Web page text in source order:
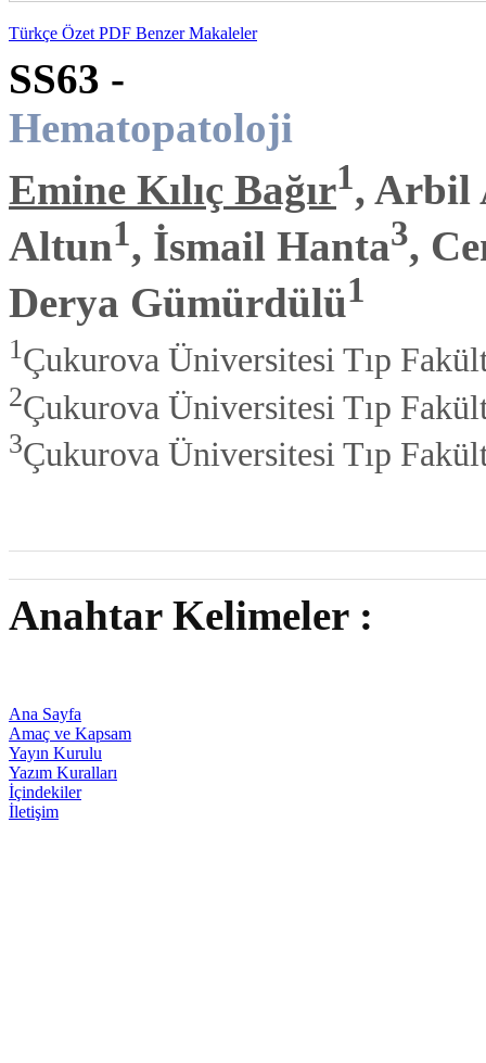
Türkçe Özet PDF Benzer Makaleler
SS63 -
Hematopatoloji
Emine Kılıç Bağır1, Arbil
Altun1, İsmail Hanta3,
Derya Gümürdülü1
1Çukurova Üniversitesi Tıp
2Çukurova Üniversitesi Tıp
3Çukurova Üniversitesi Tıp
Anahtar Kelimeler :
Ana Sayfa
Amaç ve Kapsam
Yayın Kurulu
Yazım Kuralları
İçindekiler
İletişim